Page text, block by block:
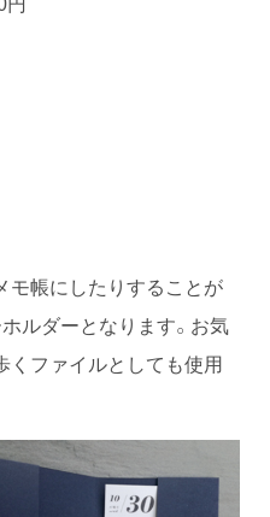
モ帳にしたりすることが
ルダーとなります。お気
くファイルとしても使用